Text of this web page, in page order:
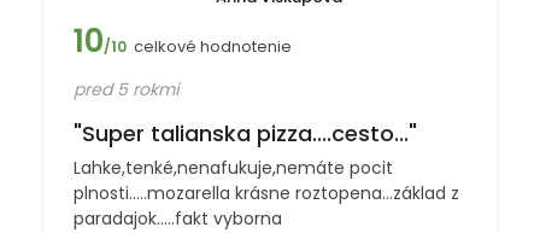
10/10 celkové hodnotenie
pred 5 rokmi
"Super talianska pizza....cesto..."
Lahke,tenké,nenafukuje,nemáte pocit
plnosti.....mozarella krásne roztopena...základ z
paradajok.....fakt vyborna